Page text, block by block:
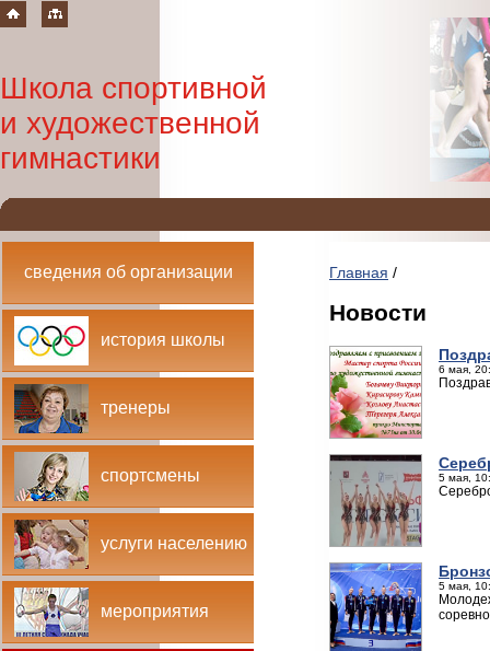
Школа спортивной
и художественной
гимнастики
сведения об организации
история школы
тренеры
спортсмены
услуги населению
мероприятия
Главная /
Новости
6 мая,
5 мая,
5 мая,